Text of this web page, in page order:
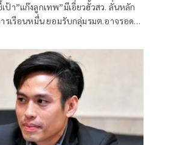
ป้า”แก๊งลูกเทพ”มีเอี่ยวฮั้วสว. ลั่นหลัก
รเรือนหมื่น ยอมรับกลุ่มรมต.อาจรอด
.โดนร้องเอาผิดติดคุก!